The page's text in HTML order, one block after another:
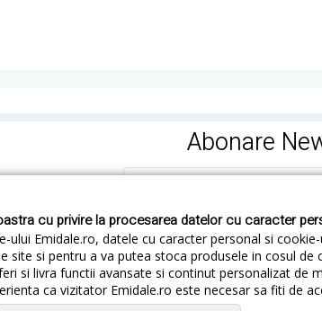
cu privire la procesarea datelor cu caracter
ului Emidale.ro, datele cu caracter personal si
si pentru a va putea stoca produsele in cosul
si livra functii avansate si continut personalizat de
ca vizitator Emidale.ro este necesar sa fiti de
Abonare
Cum returnezi Termeni si Conditii